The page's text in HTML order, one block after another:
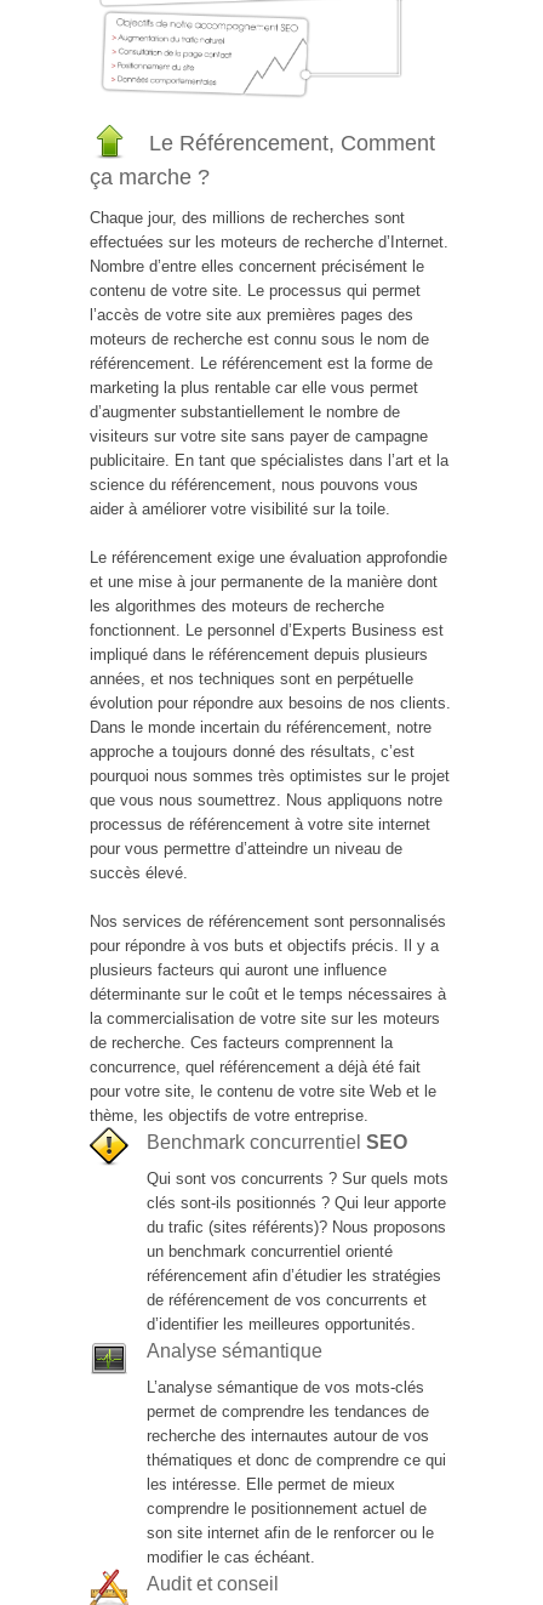
Le Référencement, Comment
ça marche ?
Chaque jour, des millions de recherches sont
effectuées sur les moteurs de recherche d’Internet.
Nombre d’entre elles concernent précisément le
contenu de votre site. Le processus qui permet
l’accès de votre site aux premières pages des
moteurs de recherche est connu sous le nom de
référencement. Le référencement est la forme de
marketing la plus rentable car elle vous permet
d’augmenter substantiellement le nombre de
visiteurs sur votre site sans payer de campagne
publicitaire. En tant que spécialistes dans l’art et la
science du référencement, nous pouvons vous
aider à améliorer votre visibilité sur la toile.
Le référencement exige une évaluation approfondie
et une mise à jour permanente de la manière dont
les algorithmes des moteurs de recherche
fonctionnent. Le personnel d’Experts Business est
impliqué dans le référencement depuis plusieurs
années, et nos techniques sont en perpétuelle
évolution pour répondre aux besoins de nos clients.
Dans le monde incertain du référencement, notre
approche a toujours donné des résultats, c’est
pourquoi nous sommes très optimistes sur le projet
que vous nous soumettrez. Nous appliquons notre
processus de référencement à votre site internet
pour vous permettre d’atteindre un niveau de
succès élevé.
Nos services de référencement sont personnalisés
pour répondre à vos buts et objectifs précis. Il y a
plusieurs facteurs qui auront une influence
déterminante sur le coût et le temps nécessaires à
la commercialisation de votre site sur les moteurs
de recherche. Ces facteurs comprennent la
concurrence, quel référencement a déjà été fait
pour votre site, le contenu de votre site Web et le
thème, les objectifs de votre entreprise.
Benchmark concurrentiel SEO
Qui sont vos concurrents ? Sur quels mots
clés sont-ils positionnés ? Qui leur apporte
du trafic (sites référents)? Nous proposons
un benchmark concurrentiel orienté
référencement afin d’étudier les stratégies
de référencement de vos concurrents et
d’identifier les meilleures opportunités.
Analyse sémantique
L’analyse sémantique de vos mots-clés
permet de comprendre les tendances de
recherche des internautes autour de vos
thématiques et donc de comprendre ce qui
les intéresse. Elle permet de mieux
comprendre le positionnement actuel de
son site internet afin de le renforcer ou le
modifier le cas échéant.
Audit et conseil